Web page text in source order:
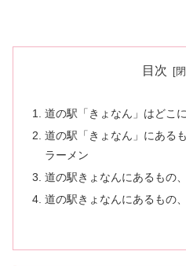
目次
道の駅「きょなん」はどこ
道の駅「きょなん」にある
ラーメン
道の駅きょなんにあるもの
道の駅きょなんにあるもの